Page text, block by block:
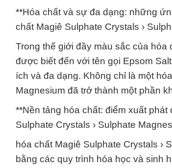
**Hóa chất và sự đa dạng: những
chất Magiê Sulphate Crystals ›
Trong thế giới đầy màu sắc của hóa
được biết đến với tên gọi Epsom
ích và đa dạng. Không chỉ là một
Magnesium đã trở thành một phần
**Nền tảng hóa chất: điểm xuất
Sulphate Crystals › Sulphate
hóa chất Magiê Sulphate Crystals ›
bằng các quy trình hóa học và sinh